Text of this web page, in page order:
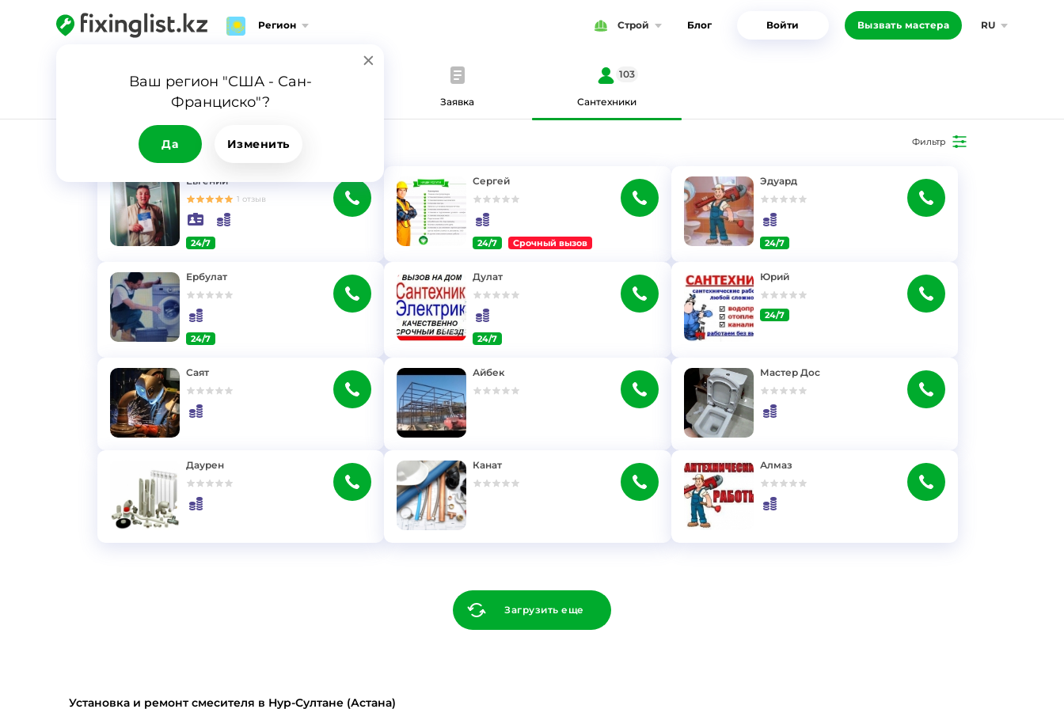
Регион Строй Блог Войти Вызвать мастера RU
Ваш регион "США - Сан-
Франциско"?
Да Изменить
Заявка Сантехники
103
РЕЗУЛЬТАТ Фильтр
Евгений
1 отзыв
24/7
Сергей
24/7 Срочный вызов
Эдуард
24/7
Ербулат
24/7
Дулат
24/7
Юрий
24/7
Саят Айбек Мастер Дос
Даурен Канат Алмаз
Загрузить еще
Установка и ремонт смесителя в Нур-Султане (Астана)